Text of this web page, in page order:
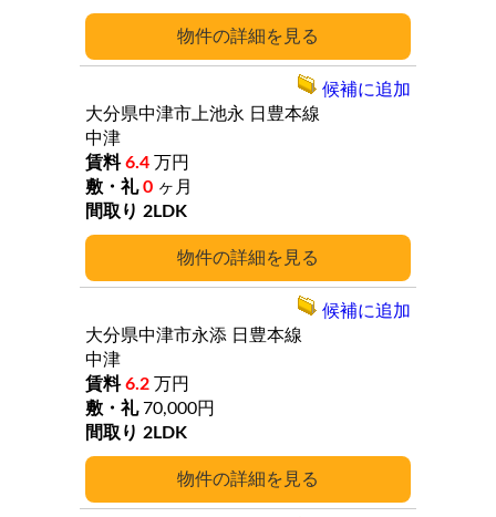
詳細
詳細
大分県中津市上池永 日豊本線
中津
6.4 万円
0 ヶ月
2LDK
候補に追加
詳細
大分県中津市永添 日豊本線
中津
6.2 万円
70,000円
2LDK
候補に追加